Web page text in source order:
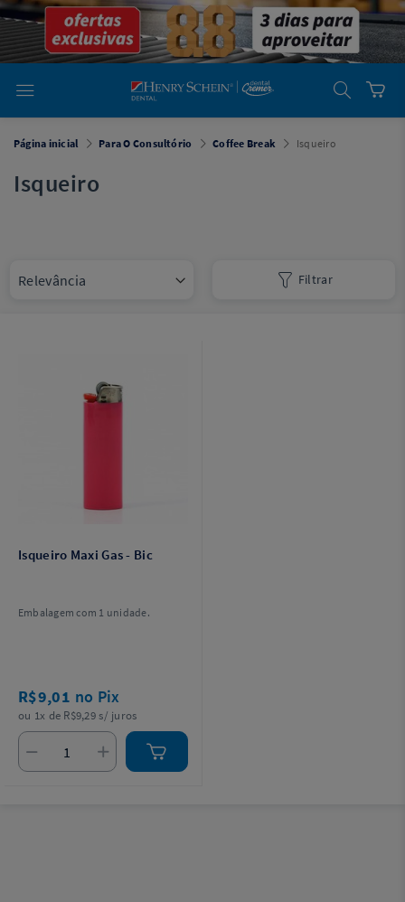
emDental
Cremer -
Henry Schein
Laboratório
Laboratório
emDental
Henry Schein
Você está
Odontológico
Página inicial Para O Consultório Coffee Break Isqueiro
Isqueiro
Isqueiro Maxi Gas - Bic
Embalagem com 1 unidade.
R$9,01 no Pix
ou 1x de R$9,29 s/ juros
Filtrar